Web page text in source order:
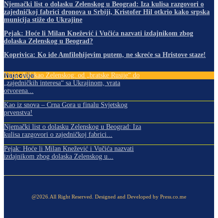
Njemački list o dolasku Zelenskog u Beograd: Iza kulisa razgovori o
zajedničkoj fabrici dronova u Srbiji, Kristofer Hil otkrio kako srpska
municija stiže do Ukrajine
Pejak: Hoće li Milan Knežević i Vučića nazvati izdajnikom zbog
dolaska Zelenskog u Beograd?
Koprivica: Ko ide Amfilohijevim putem, ne skreće sa Hristove staze!
Najnovije
Vučić dočekao Zelenskog: od „bratske Rusije“ do
„zajedničkih interesa“ sa Ukrajinom, vrata
otvorena...
Kao iz snova – Crna Gora u finalu Svjetskog
prvenstva!
Njemački list o dolasku Zelenskog u Beograd: Iza
kulisa razgovori o zajedničkoj fabrici...
Pejak: Hoće li Milan Knežević i Vučića nazvati
izdajnikom zbog dolaska Zelenskog u...
@2026.All Right Reserved. Designed and Developed by Press.co.me